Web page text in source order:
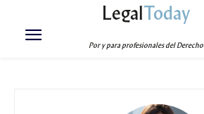
LegalToday
Por y para profesionales del Derecho